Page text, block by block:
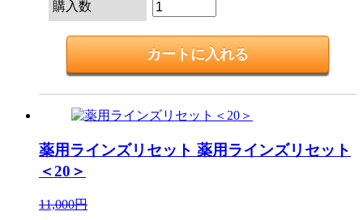
購入数
薬用ラインズリセット 薬用ラインズリセット
＜20＞
11,000円